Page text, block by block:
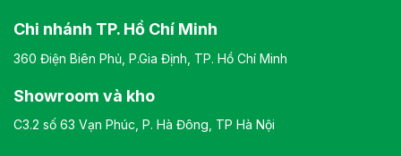
Chi nhánh TP. Hồ Chí Minh
360 Điện Biên Phủ, P.Gia Định, TP. Hồ Chí Minh
Showroom và kho
C3.2 số 63 Vạn Phúc, P. Hà Đông, TP Hà Nội